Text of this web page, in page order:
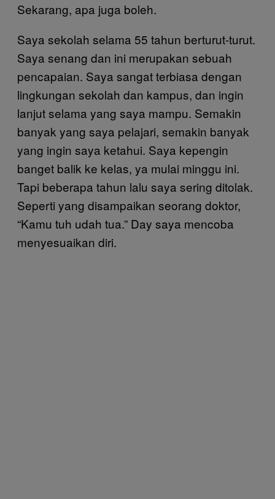
Sekarang, apa juga boleh.
Saya sekolah selama 55 tahun berturut-turut.
Saya senang dan ini merupakan sebuah
pencapaian. Saya sangat terbiasa dengan
lingkungan sekolah dan kampus, dan ingin
lanjut selama yang saya mampu. Semakin
banyak yang saya pelajari, semakin banyak
yang ingin saya ketahui. Saya kepengin
banget balik ke kelas, ya mulai minggu ini.
Tapi beberapa tahun lalu saya sering ditolak.
Seperti yang disampaikan seorang doktor,
“Kamu tuh udah tua.” Day saya mencoba
menyesuaikan diri.